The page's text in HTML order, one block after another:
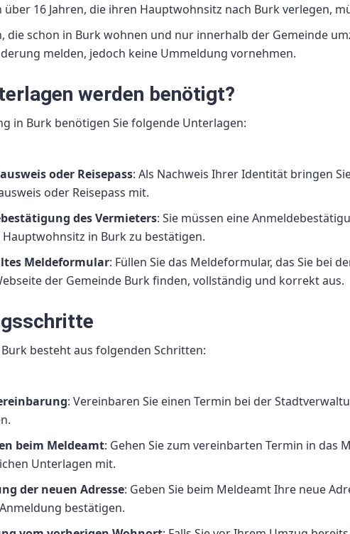
über 16 Jahren, die ihren Hauptwohnsitz nach Burk verlegen,
die schon in Burk wohnen und nur innerhalb der Gemeinde
melden, jedoch keine Ummeldung vornehmen.
werden benötigt?
in Burk benötigen Sie folgende Unterlagen:
oder Reisepass: Als Nachweis Ihrer Identität bringen
oder Reisepass mit.
des Vermieters: Sie müssen eine
in Burk zu bestätigen.
Meldeformular: Füllen Sie das Meldeformular, das Sie bei
der Gemeinde Burk finden, vollständig und korrekt aus.
besteht aus folgenden Schritten:
: Vereinbaren Sie einen Termin bei der
beim Meldeamt: Gehen Sie zum vereinbarten Termin in das
Unterlagen mit.
der neuen Adresse: Geben Sie beim Meldeamt Ihre neue
bestätigen.